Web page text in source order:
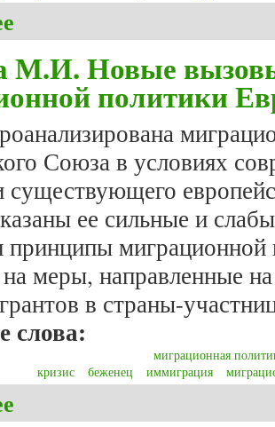
Новые
политики
Союза в условиях
существующего
ее сильные и
меры, направленные
в страны-
слова:
миграционная
кризис
беженец иммиграция